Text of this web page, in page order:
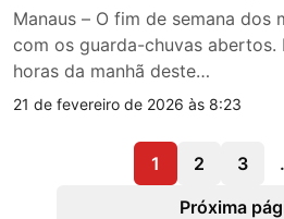
Manaus – O fim de semana dos
com os guarda-chuvas abertos.
horas da manhã deste…
21 de fevereiro de 2026 às 8:23
1 2 3
Próxima